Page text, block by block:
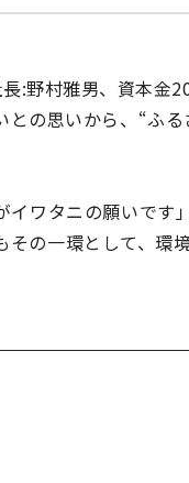
:野村雅男、資本金
の思いから、“ふ
ワタニの願いで
の一環として、環